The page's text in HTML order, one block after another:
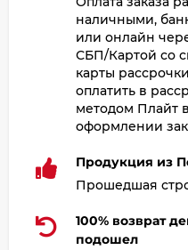
наличными,
или онлайн
СБП/Картой со
карты
оплатить в
методом Плайт
оформлении
Продукция из
Прошедшая
100% возврат
подошел